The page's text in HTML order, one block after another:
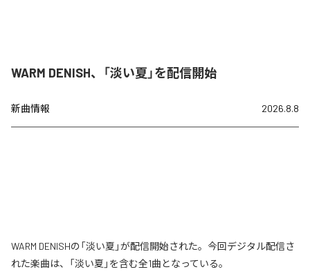
WARM DENISH、「淡い夏」を配信開始
新曲情報 2026.8.8
WARM DENISHの「淡い夏」が配信開始された。今回デジタル配信さ
れた楽曲は、「淡い夏」を含む全1曲となっている。